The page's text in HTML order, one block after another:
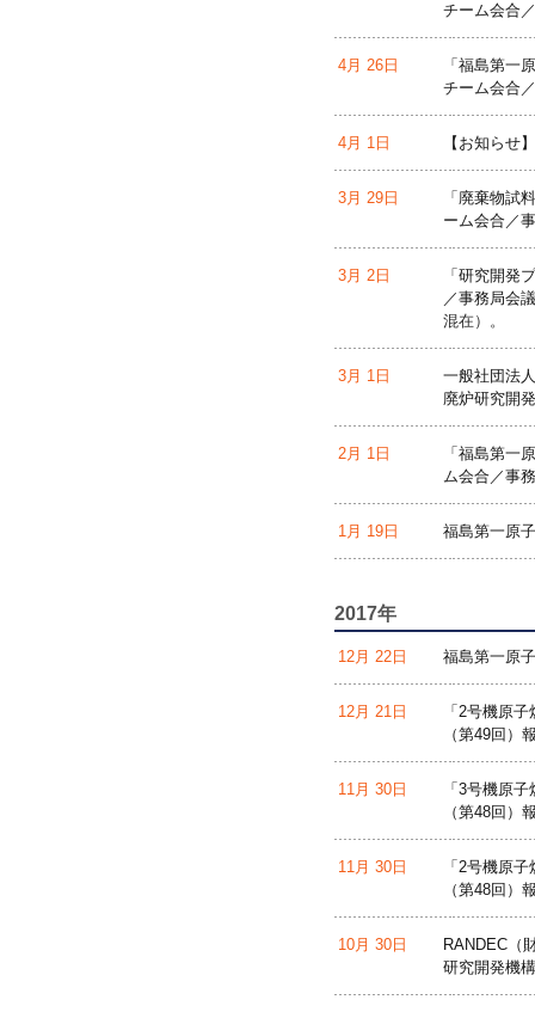
チーム会合
4月 26日
「福島第一
チーム会合
4月 1日 【お知らせ
3月 29日
「廃棄物試
ーム会合／
3月 2日
「研究開発
／事務局会
混在）。
3月 1日
一般社団法
廃炉研究開
2月 1日
「福島第一
ム会合／事
1月 19日 福島第一原
2017年
12月 22日 福島第一原
12月 21日
「2号機原
（第49回）
11月 30日
「3号機原
（第48回）
11月 30日
「2号機原
（第48回）
10月 30日
RANDEC（
研究開発機